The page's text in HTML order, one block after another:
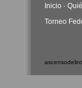
Inicio ·
Torneo